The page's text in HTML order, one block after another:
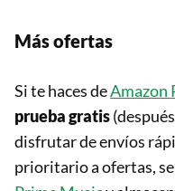
Más ofertas
Si te haces deAmazon
prueba gratis
disfrutar de envíos
prioritario a ofertas,